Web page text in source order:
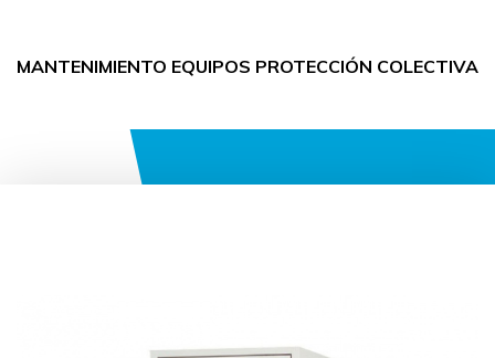
MANTENIMIENTO EQUIPOS PROTECCIÓN COLECTIVA